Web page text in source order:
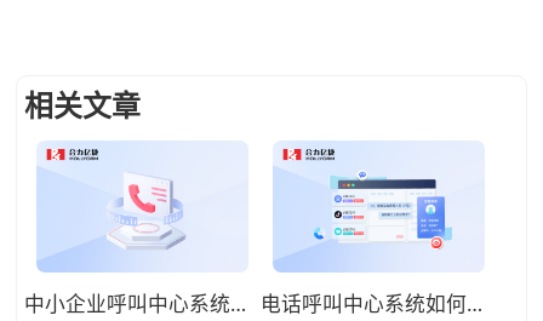
相关文章
中小企业呼叫中心系统选型：轻量化、低运维、快速落地的方案选择 电话呼叫中心系统如何与在线渠道融合？全触点统一路由的协同方案